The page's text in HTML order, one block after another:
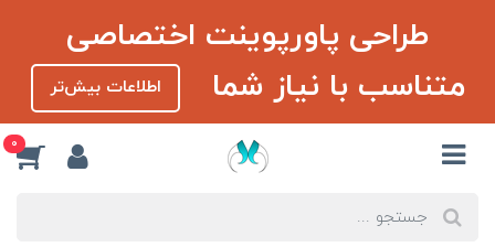
طراحی پاورپوینت اختصاصی
متناسب با نیاز شما
اطلاعات بیش‌تر
0